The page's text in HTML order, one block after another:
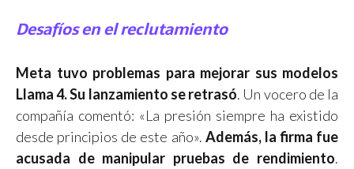
Desafíos en el reclutamiento
Meta tuvo problemas para mejorar sus modelos
Llama 4. Su lanzamiento se retrasó. Un vocero de la
compañía comentó: «La presión siempre ha existido
desde principios de este año». Además, la firma fue
acusada de manipular pruebas de rendimiento.